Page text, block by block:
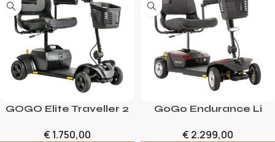
GOGO Elite Traveller 2
€ 1.750,00
GoGo Endurance Li
€ 2.299,00